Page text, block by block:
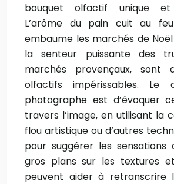
bouquet olfactif unique et
L’arôme du pain cuit au
embaume les marchés de
la senteur puissante des
marchés provençaux, sont
olfactifs impérissables.
photographe est d’évoquer
travers l’image, en utilisant la
flou artistique ou d’autres
pour suggérer les sensations
gros plans sur les textures
peuvent aider à retranscrire